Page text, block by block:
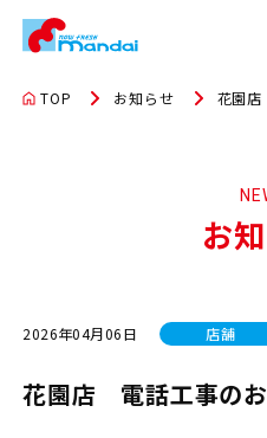
TOP お知らせ 花園
お
2026年04月06日 店舗
花園店 電話工事の